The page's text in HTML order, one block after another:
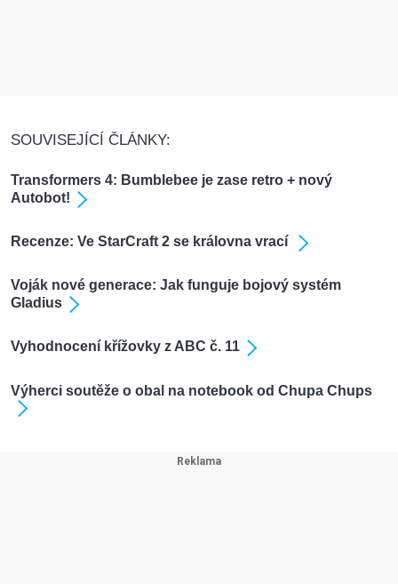
SOUVISEJÍCÍ ČLÁNKY:
Transformers 4: Bumblebee je zase retro + nový
Autobot!
Recenze: Ve StarCraft 2 se královna vrací
Voják nové generace: Jak funguje bojový systém
Gladius
Vyhodnocení křížovky z ABC č. 11
Výherci soutěže o obal na notebook od Chupa Chups